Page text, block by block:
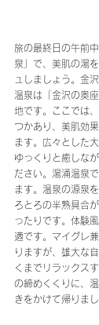
旅の最終日の午前
泉」で、美肌の湯
ュしましょう。金
温泉は「金沢の奥
地です。ここでは
つかあり、美肌効
ます。広々とした
ゆっくりと癒しな
ださい。湯涌温泉
ます。温泉の源泉
ろとろの半熟具合
ったりです。体験
適です。マイグレ
りますが、雄大な
くまでリラックス
の締めくくりに、
きをかけて帰りまし